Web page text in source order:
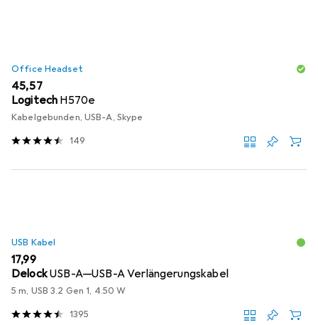
Office Headset
EUR
45,57
Logitech H570e
Kabelgebunden, USB-A, Skype
149
USB Kabel
EUR
17,99
DelockUSB-A—USB-A Verlängerungskabel
5 m, USB 3.2 Gen 1, 4.50 W
1395